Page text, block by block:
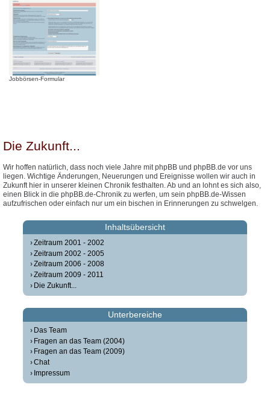
Jobbörsen-Formular
Die Zukunft...
Wir hoffen natürlich, dass noch viele Jahre mit phpBB und phpBB.de vor uns
liegen. Wichtige Änderungen, Neuerungen und Ereignisse wollen wir auch in
Zukunft hier in unserer kleinen Chronik festhalten. Ab und an lohnt es sich also,
einen Blick in die phpBB.de-Chronik zu werfen, um sein phpBB.de-Wissen
aufzufrischen oder einfach nur um ein bischen in Erinnerungen zu schwelgen.
Inhaltsübersicht
Zeitraum 2001 - 2002
Zeitraum 2002 - 2005
Zeitraum 2006 - 2008
Zeitraum 2009 - 2011
Die Zukunft...
Unterbereiche
Das Team
Fragen an das Team (2004)
Fragen an das Team (2009)
Chat
Impressum